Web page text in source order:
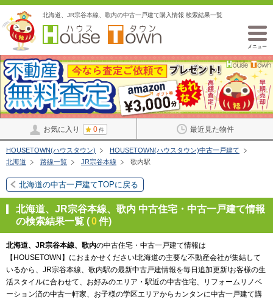
北海道、JR宗谷本線、歌内の中古一戸建て購入情報 検索結果一覧
メニュー
お気に入り 0 件 最近見た物件
HOUSETOWN(ハウスタウン)
HOUSETOWN(ハウスタウン)中古一戸建て
北海道
路線一覧 JR宗谷本線 歌内駅
北海道の中古一戸建てTOPに戻る
北海道、JR宗谷本線、歌内 中古住宅・中古一戸建て情報
の検索結果一覧 (0件)
北海道、JR宗谷本線、歌内の中古住宅・中古一戸建て情報は
【HOUSETOWN】におまかせください!北海道の主要な不動産会社が集結して
いるから、JR宗谷本線、歌内駅の最新中古戸建情報を毎日追加更新!お客様の生
活スタイルに合わせて、お好みのエリア・駅近の中古住宅、リフォームリノベ
ーション済の中古一軒家、お子様の学区エリアからカンタンに中古一戸建て購